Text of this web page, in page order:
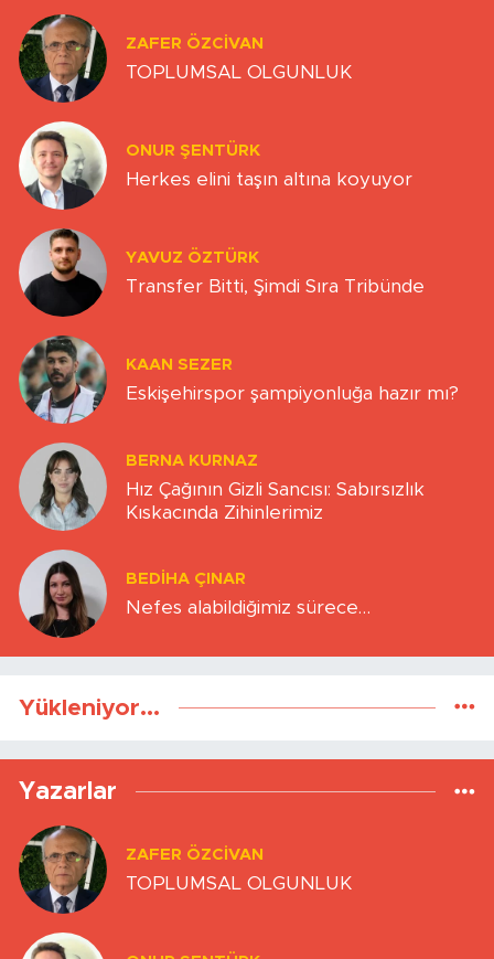
ZAFER ÖZCIVAN
TOPLUMSAL OLGUNLUK
ONUR ŞENTÜRK
Herkes elini taşın altına koyuyor
YAVUZ ÖZTÜRK
Transfer Bitti, Şimdi Sıra Tribünde
KAAN SEZER
Eskişehirspor şampiyonluğa hazır mı?
BERNA KURNAZ
Hız Çağının Gizli Sancısı: Sabırsızlık
Kıskacında Zihinlerimiz
BEDIHA ÇINAR
Nefes alabildiğimiz sürece…
Yükleniyor...
Yazarlar
ZAFER ÖZCIVAN
TOPLUMSAL OLGUNLUK